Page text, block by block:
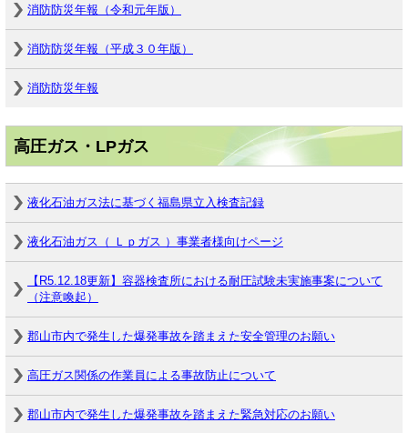
消防防災年報（令和元年版）
消防防災年報（平成３０年版）
消防防災年報
高圧ガス・LPガス
液化石油ガス法に基づく福島県立入検査記録
液化石油ガス（ Ｌｐガス ）事業者様向けページ
【R5.12.18更新】容器検査所における耐圧試験未実施事案について
（注意喚起）
郡山市内で発生した爆発事故を踏まえた安全管理のお願い
高圧ガス関係の作業員による事故防止について
郡山市内で発生した爆発事故を踏まえた緊急対応のお願い